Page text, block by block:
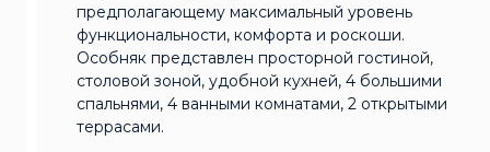
предполагающему максимальный уровень
функциональности, комфорта и роскоши.
Особняк представлен просторной гостиной,
столовой зоной, удобной кухней, 4 большими
спальнями, 4 ванными комнатами, 2 открытыми
террасами.